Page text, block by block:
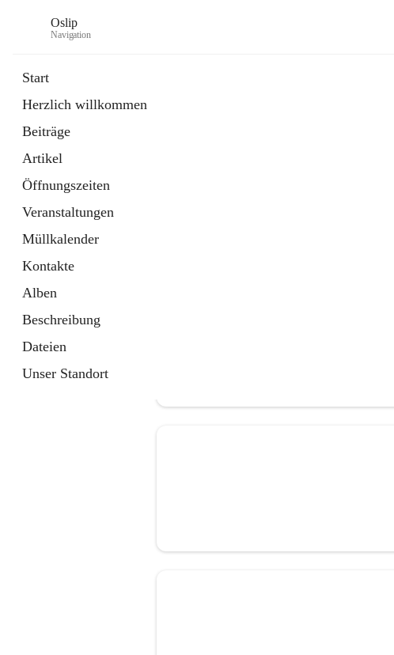
Oslip
Navigation
Start
Herzlich willkommen
Beiträge
Artikel
Öffnungszeiten
Veranstaltungen
Müllkalender
Kontakte
Alben
Beschreibung
Dateien
Unser Standort